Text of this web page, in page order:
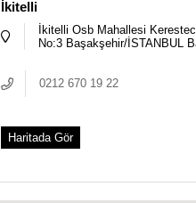
İkitelli
İkitelli Osb Mahallesi
No:3 Başakşehir/İSTANBUL
0212 670 19 22
Haritada Gör